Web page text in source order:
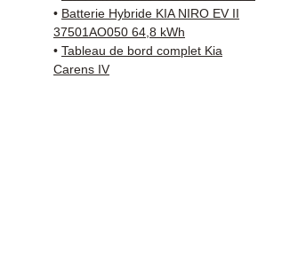
• Batterie Hybride KIA NIRO EV II
37501AO050 64,8 kWh
• Tableau de bord complet Kia
Carens IV